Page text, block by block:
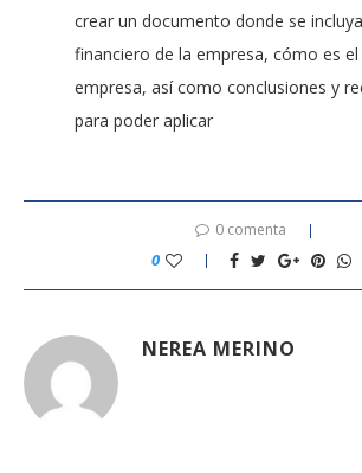
crear un documento donde se
financiero de la empresa, cómo es
empresa, así como conclusiones y
para poder aplicar
0 comenta
0
NEREA MERINO